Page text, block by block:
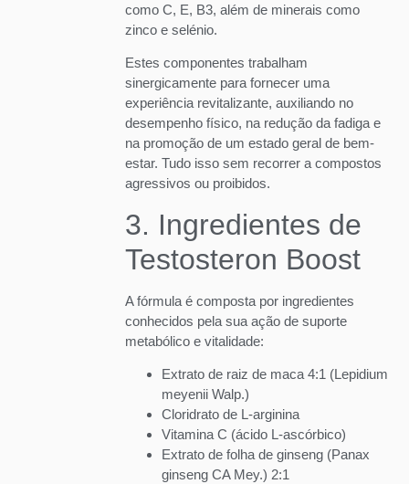
como C, E, B3, além de minerais como
zinco e selénio.
Estes componentes trabalham
sinergicamente para fornecer uma
experiência revitalizante, auxiliando no
desempenho físico, na redução da fadiga e
na promoção de um estado geral de bem-
estar. Tudo isso sem recorrer a compostos
agressivos ou proibidos.
3. Ingredientes de
Testosteron Boost
A fórmula é composta por ingredientes
conhecidos pela sua ação de suporte
metabólico e vitalidade:
Extrato de raiz de maca 4:1 (Lepidium
meyenii Walp.)
Cloridrato de L-arginina
Vitamina C (ácido L-ascórbico)
Extrato de folha de ginseng (Panax
ginseng CA Mey.) 2:1